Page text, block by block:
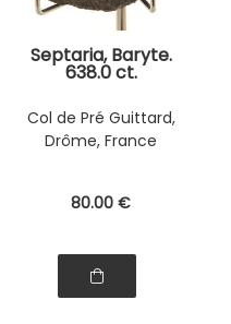
Septaria, Baryte.
638.0 ct.
Col de Pré Guittard,
Drôme, France
80.00 €